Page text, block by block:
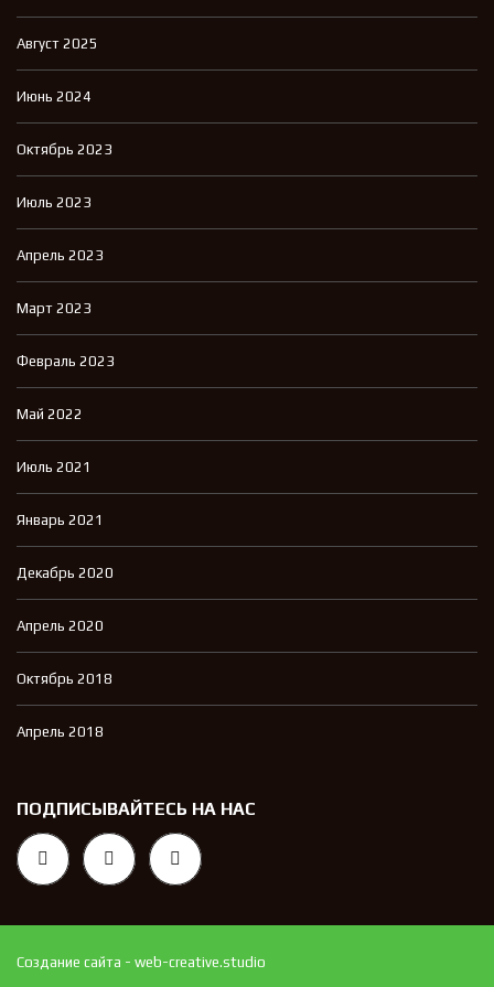
Август 2025
Июнь 2024
Октябрь 2023
Июль 2023
Апрель 2023
Март 2023
Февраль 2023
Май 2022
Июль 2021
Январь 2021
Декабрь 2020
Апрель 2020
Октябрь 2018
Апрель 2018
ПОДПИСЫВАЙТЕСЬ НА НАС
Создание сайта - web-creative.studio